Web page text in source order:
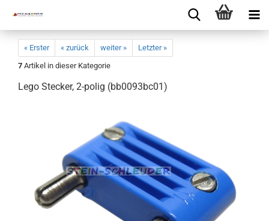
« Erster « zurück weiter »
Letzter »
7 Artikel in dieser Kategorie
Lego Stecker, 2-polig (bb0093bc01)